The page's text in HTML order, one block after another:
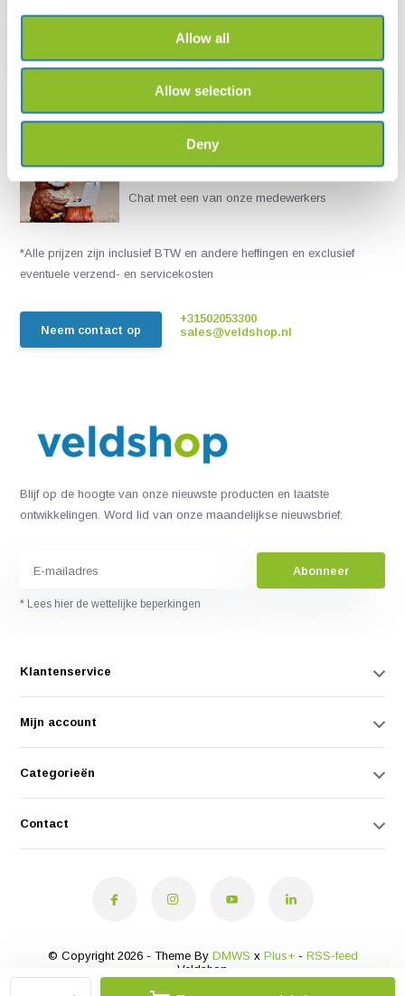
Allow all
Allow selection
Deny
to the Wildlife of India
Chat met een van onze medewerkers
*Alle prijzen zijn inclusief BTW en andere heffingen en exclusief
eventuele verzend- en servicekosten
Neem contact op
+31502053300
sales@veldshop.nl
Blijf op de hoogte van onze nieuwste producten en laatste
ontwikkelingen. Word lid van onze maandelijkse nieuwsbrief:
Abonneer
* Lees hier de wettelijke beperkingen
Klantenservice
Mijn account
Categorieën
Contact
© Copyright 2026 - Theme By DMWS x Plus+- RSS-feed
Veldshop